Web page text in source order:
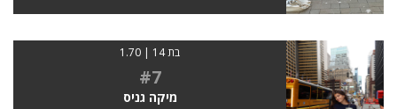
בת 14 | 1.70
#7
מיקה גניס